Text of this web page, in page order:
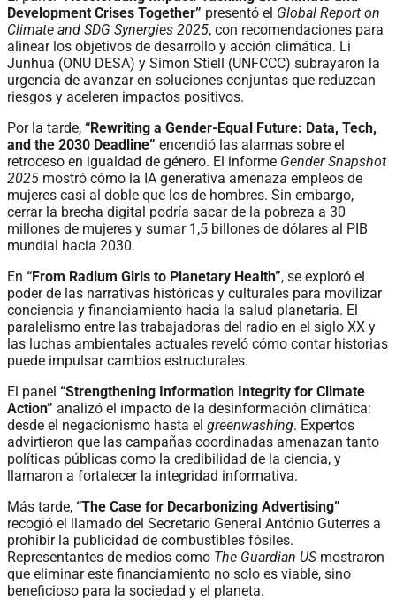
Development Crises Together” presentó el Global Report on
Climate and SDG Synergies 2025, con recomendaciones para
alinear los objetivos de desarrollo y acción climática. Li
Junhua (ONU DESA) y Simon Stiell (UNFCCC) subrayaron la
urgencia de avanzar en soluciones conjuntas que reduzcan
riesgos y aceleren impactos positivos.
Por la tarde, “Rewriting a Gender-Equal Future: Data, Tech,
and the 2030 Deadline” encendió las alarmas sobre el
retroceso en igualdad de género. El informe Gender Snapshot
2025 mostró cómo la IA generativa amenaza empleos de
mujeres casi al doble que los de hombres. Sin embargo,
cerrar la brecha digital podría sacar de la pobreza a 30
millones de mujeres y sumar 1,5 billones de dólares al PIB
mundial hacia 2030.
En “From Radium Girls to Planetary Health”, se exploró el
poder de las narrativas históricas y culturales para movilizar
conciencia y financiamiento hacia la salud planetaria. El
paralelismo entre las trabajadoras del radio en el siglo XX y
las luchas ambientales actuales reveló cómo contar historias
puede impulsar cambios estructurales.
El panel “Strengthening Information Integrity for Climate
Action” analizó el impacto de la desinformación climática:
desde el negacionismo hasta el greenwashing. Expertos
advirtieron que las campañas coordinadas amenazan tanto
políticas públicas como la credibilidad de la ciencia, y
llamaron a fortalecer la integridad informativa.
Más tarde, “The Case for Decarbonizing Advertising”
recogió el llamado del Secretario General António Guterres a
prohibir la publicidad de combustibles fósiles.
Representantes de medios como The Guardian USmostraron
que eliminar este financiamiento no solo es viable, sino
beneficioso para la sociedad y el planeta.